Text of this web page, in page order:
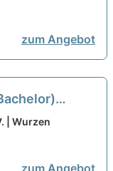
zum Angebot
| Wurzen